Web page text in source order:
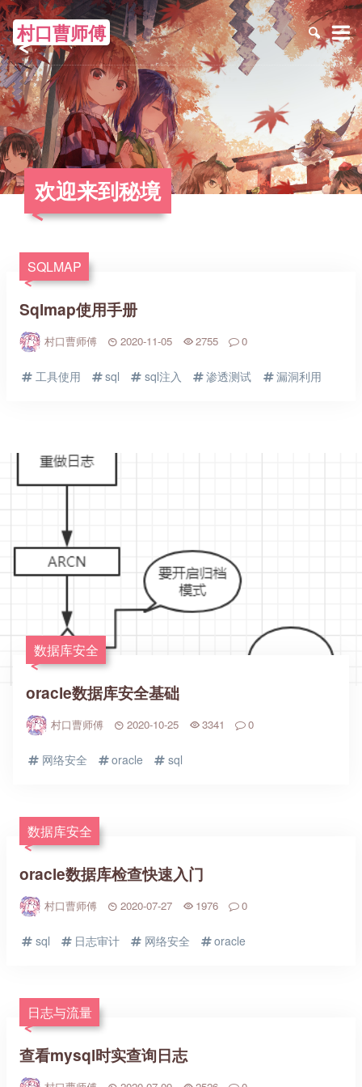
村口曹师傅 ≡
欢迎来到秘境
SQLMAP
Sqlmap使用手册
村口曹师傅 2020-11-05 2755 0
工具使用 sql sql注入 渗透测试 漏洞利用
数据库安全
oracle数据库安全基础
村口曹师傅 2020-10-25 3341 0
网络安全 oracle sql
数据库安全
oracle数据库检查快速入门
村口曹师傅 2020-07-27 1976 0
sql 日志审计 网络安全 oracle
日志与流量
查看mysql时实查询日志